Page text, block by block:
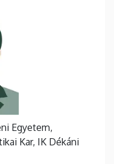
Egyetem,
Kar, IK Dékáni